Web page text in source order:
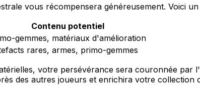
vous récompensera généreusement. Voici
Contenu potentiel
gemmes, matériaux d'amélioration
rares, armes, primo-gemmes
votre persévérance sera couronnée
des autres joueurs et enrichira votre collection